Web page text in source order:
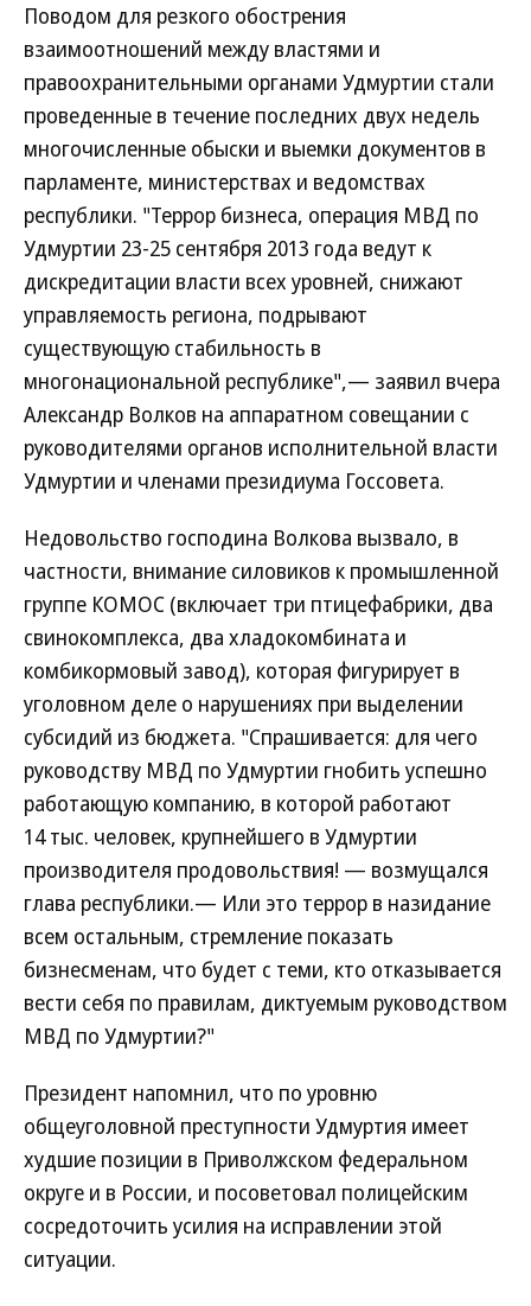
Поводом для резкого обострения
взаимоотношений между властями и
правоохранительными органами Удмуртии стали
проведенные в течение последних двух недель
многочисленные обыски и выемки документов в
парламенте, министерствах и ведомствах
республики. "Террор бизнеса, операция МВД по
Удмуртии 23-25 сентября 2013 года ведут к
дискредитации власти всех уровней, снижают
управляемость региона, подрывают
существующую стабильность в
многонациональной республике",— заявил вчера
Александр Волков на аппаратном совещании с
руководителями органов исполнительной власти
Удмуртии и членами президиума Госсовета.
Недовольство господина Волкова вызвало, в
частности, внимание силовиков к промышленной
группе КОМОС (включает три птицефабрики, два
свинокомплекса, два хладокомбината и
комбикормовый завод), которая фигурирует в
уголовном деле о нарушениях при выделении
субсидий из бюджета. "Спрашивается: для чего
руководству МВД по Удмуртии гнобить успешно
работающую компанию, в которой работают
14 тыс. человек, крупнейшего в Удмуртии
производителя продовольствия! — возмущался
глава республики.— Или это террор в назидание
всем остальным, стремление показать
бизнесменам, что будет с теми, кто отказывается
вести себя по правилам, диктуемым руководством
МВД по Удмуртии?"
Президент напомнил, что по уровню
общеуголовной преступности Удмуртия имеет
худшие позиции в Приволжском федеральном
округе и в России, и посоветовал полицейским
сосредоточить усилия на исправлении этой
ситуации.